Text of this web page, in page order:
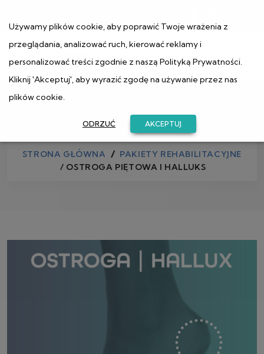
Sklep
STRONA GŁÓWNA
PAKIETY REHABILITACYJNE
/ OSTROGA PIĘTOWA I HALLUKS
Używamy plików cookie, aby poprawić Twoje wrażenia z
przeglądania, analizować ruch, kierować reklamy i
personalizować treści zgodnie z naszą Polityką Prywatności.
Kliknij 'Akceptuj', aby wyrazić zgodę na używanie przez nas
plików cookie.
ODRZUĆ AKCEPTUJ